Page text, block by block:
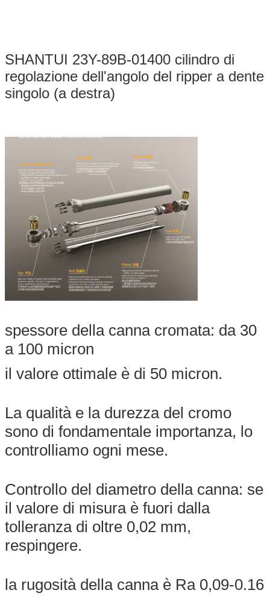
Lasciate un messaggio
SHANTUI 23Y-89B-01400 cilindro di
regolazione dell'angolo del ripper a dente
singolo (a destra)
spessore della canna cromata: da 30
a 100 micron
il valore ottimale è di 50 micron.
La qualità e la durezza del cromo
sono di fondamentale importanza, lo
controlliamo ogni mese.
Controllo del diametro della canna: se
il valore di misura è fuori dalla
tolleranza di oltre 0,02 mm,
respingere.
la rugosità della canna è Ra 0,09-0.16